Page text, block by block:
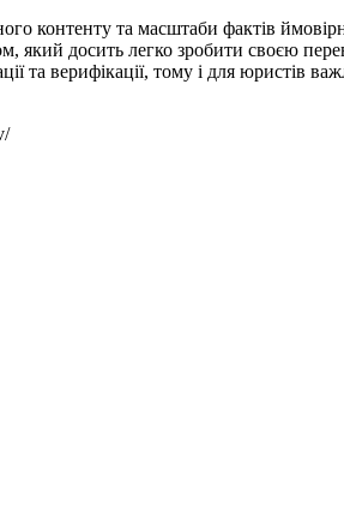
контенту та масштаби фактів
який досить легко зробити своєю
та верифікації, тому і для юристів